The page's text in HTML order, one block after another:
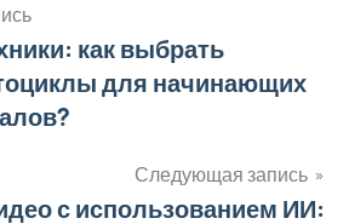
как выбрать
для начинающих
Следующая запись
с использованием ИИ: